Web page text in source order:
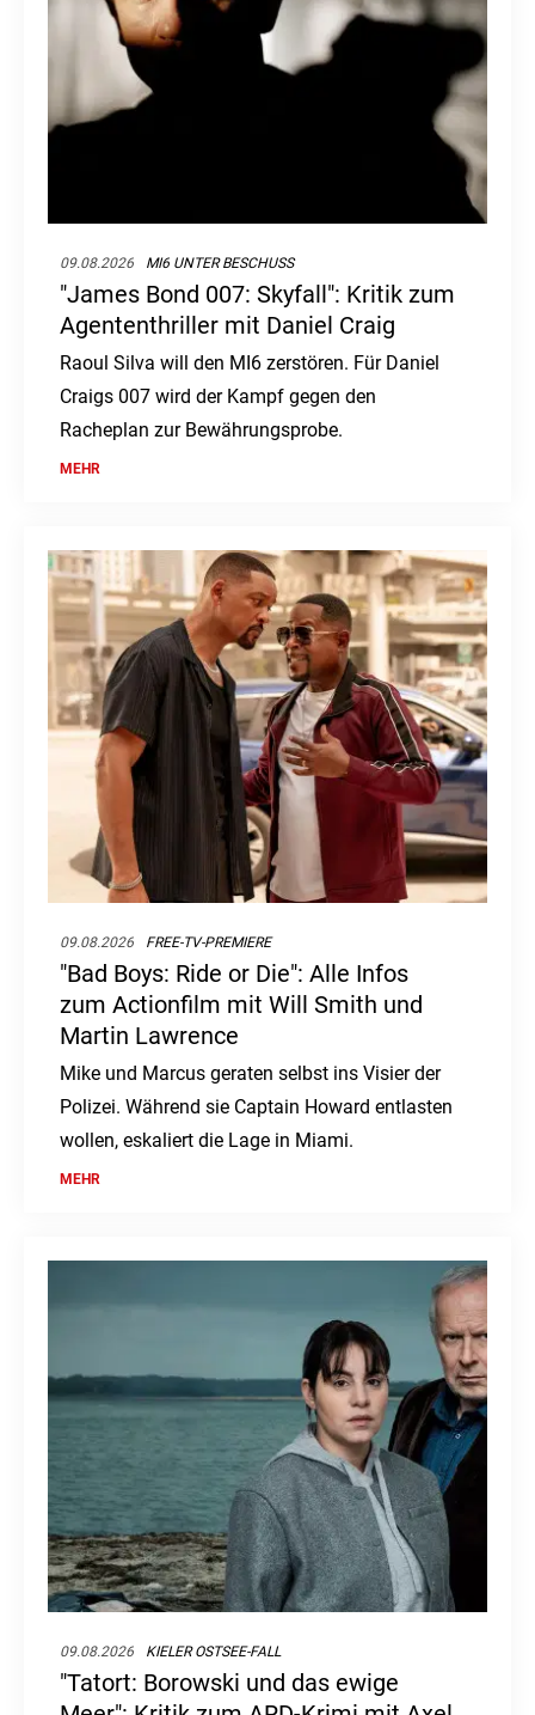
09.08.2026 MI6 UNTER BESCHUSS
"James Bond 007: Skyfall": Kritik zum
Agententhriller mit Daniel Craig
Raoul Silva will den MI6 zerstören. Für Daniel
Craigs 007 wird der Kampf gegen den
Racheplan zur Bewährungsprobe.
MEHR
09.08.2026 FREE-TV-PREMIERE
"Bad Boys: Ride or Die": Alle Infos
zum Actionfilm mit Will Smith und
Martin Lawrence
Mike und Marcus geraten selbst ins Visier der
Polizei. Während sie Captain Howard entlasten
wollen, eskaliert die Lage in Miami.
MEHR
09.08.2026 KIELER OSTSEE-FALL
"Tatort: Borowski und das ewige